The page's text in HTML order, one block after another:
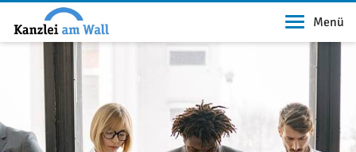
Menü